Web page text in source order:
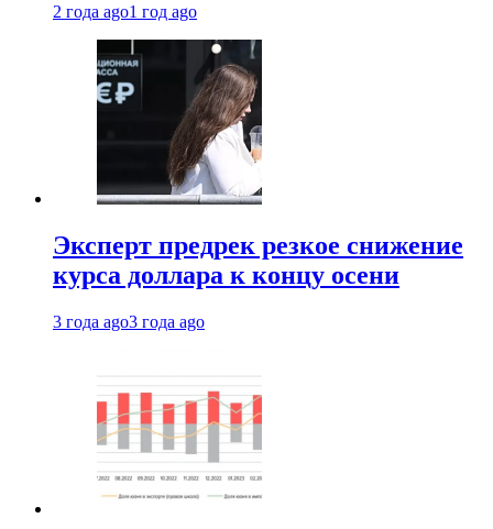
2 года ago1 год ago
Эксперт предрек резкое снижение
курса доллара к концу осени
3 года ago3 года ago